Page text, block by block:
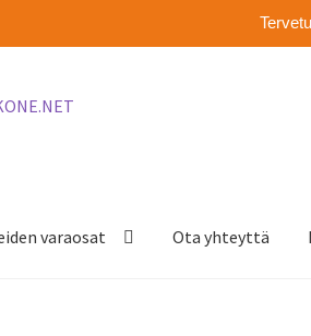
varaosat Ota yhteyttä